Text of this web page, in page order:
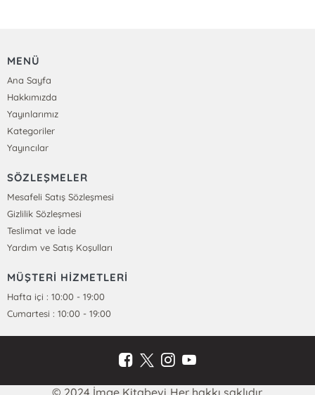
MENÜ
Ana Sayfa
Hakkımızda
Yayınlarımız
Kategoriler
Yayıncılar
SÖZLEŞMELER
Mesafeli Satış Sözleşmesi
Gizlilik Sözleşmesi
Teslimat ve İade
Yardım ve Satış Koşulları
MÜŞTERİ HİZMETLERİ
Hafta içi : 10:00 - 19:00
Cumartesi : 10:00 - 19:00
© 2024 İmge Kitabevi Her hakkı saklıdır.